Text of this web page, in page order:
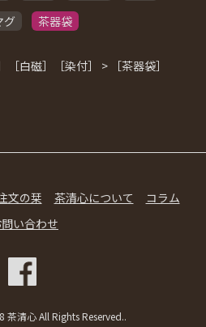
グ
茶器袋
［白磁］［染付］ > ［茶器袋］
文の栞 茶清心について
コラム
問い合わせ
茶清心 All Rights Reserved..